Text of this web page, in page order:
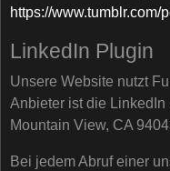
https://www.tumblr.com/
LinkedIn Plugin
Unsere Website nutzt
Anbieter ist die
Mountain View, CA
Bei jedem Abruf einer